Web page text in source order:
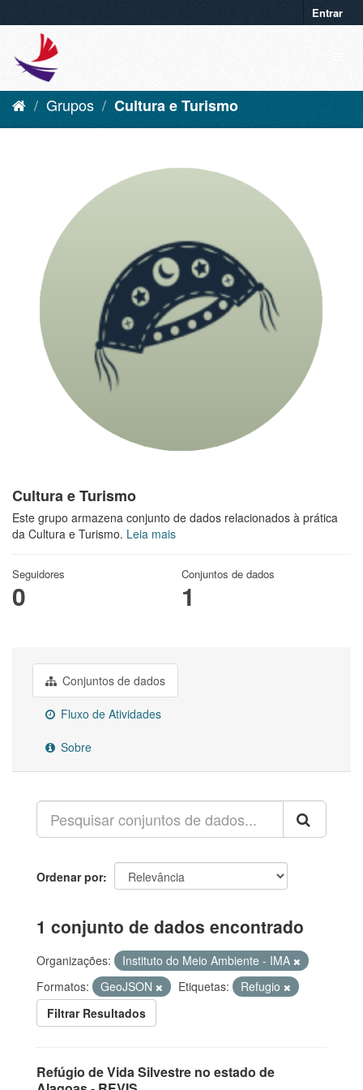
Entrar
Grupos Cultura e Turismo
Cultura e Turismo
Este grupo armazena conjunto de dados relacionados à prática
da Cultura e Turismo. Leia mais
Seguidores
0
Conjuntos de dados
1
Conjuntos de dados
Fluxo de Atividades
Sobre
Ordenar por
1 conjunto de dados encontrado
Organizações:
Instituto do Meio Ambiente - IMA
Formatos:
GeoJSON Etiquetas:
Refugio
Filtrar Resultados
Refúgio de Vida Silvestre no estado de